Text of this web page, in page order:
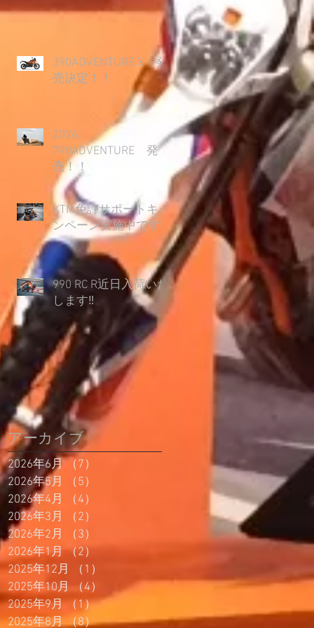
390ADVENTURE X 発
売決定！！
2026
790ADVENTURE 発
売！！
KTM免許サポートキャ
ンペーン実施中です‼
990 RC R近日入荷いた
します‼
アーカイブ
2026年6月 （7）
2026年5月
（5）
2026年4月
（4）
2026年3月
（2）
2026年2月
（3）
2026年1月 （2）
2025年12月
（1）
2025年10月
（4）
4件の記事
2025年9月
（1）1件の記事
2025年8月 （8）8件の記事